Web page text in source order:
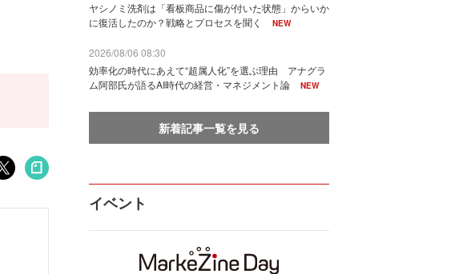
ヤシノミ洗剤は「看板商品に傷が付いた状態」からいか
に復活したのか？戦略とプロセスを聞く
NEW
2026/08/06 08:30
効率化の時代にあえて“超属人化”を選ぶ理由 アナグラ
ム阿部氏が語るAI時代の経営・マネジメント論
NEW
新着記事一覧を見る
イベント